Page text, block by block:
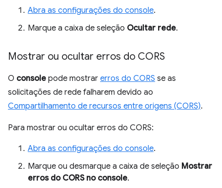
Abra as configurações do console.
Marque a caixa de seleção Ocultar rede.
Mostrar ou ocultar erros do CORS
O console pode mostrar erros do CORS se as
solicitações de rede falharem devido ao
Compartilhamento de recursos entre origens (CORS).
Para mostrar ou ocultar erros do CORS:
Abra as configurações do console.
Marque ou desmarque a caixa de seleção Mostrar
erros do CORS no console.